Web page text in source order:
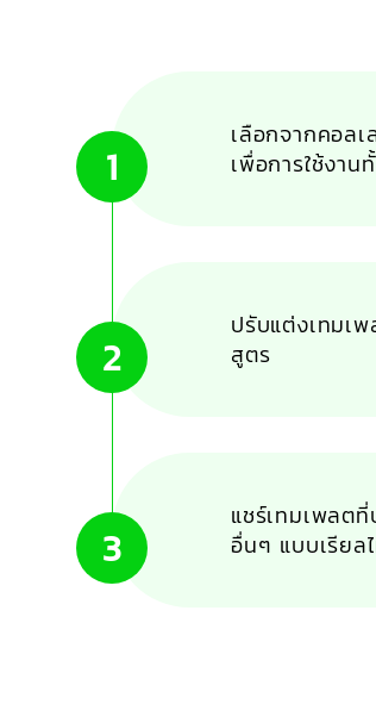
1
เลือกจากคอล
เพื่อการใช้งาน
2
ปรับแต่งเทมเ
สูตร
3
แชร์เทมเพลต
อื่นๆ แบบเรียล